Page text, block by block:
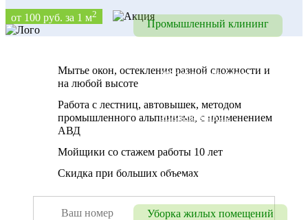
Промышленный клининг
Уборка складских
Уборка цехов
альпинизм
Уборка жилых помещений
от 100 руб. за 1 м2
Мытье окон, остекления разной сложности и
на любой высоте
Работа с лестниц, автовышек, методом
промышленного альпинизма, с применением
АВД
Мойщики со стажем работы 10 лет
Скидка при больших объемах